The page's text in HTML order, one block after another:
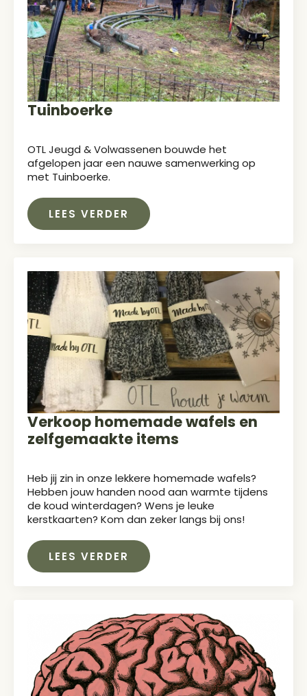
Tuinboerke
OTL Jeugd & Volwassenen bouwde het
afgelopen jaar een nauwe samenwerking op
met Tuinboerke.
LEES VERDER
Verkoop homemade wafels en
zelfgemaakte items
Heb jij zin in onze lekkere homemade wafels?
Hebben jouw handen nood aan warmte tijdens
de koud winterdagen? Wens je leuke
kerstkaarten? Kom dan zeker langs bij ons!
LEES VERDER